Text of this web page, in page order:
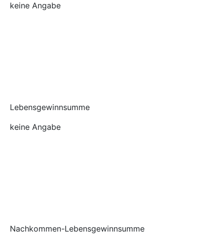
keine Angabe
Lebensgewinnsumme
keine Angabe
Nachkommen-Lebensgewinnsumme